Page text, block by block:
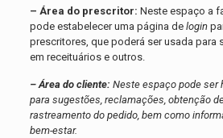
– Área do prescritor: Neste espaço a
pode estabelecer uma página de login
prescritores, que poderá ser usada para
em receituários e outros.
– Área do cliente: Neste espaço pode ser
para sugestões, reclamações, obtenção
rastreamento do pedido, bem como
bem-estar.